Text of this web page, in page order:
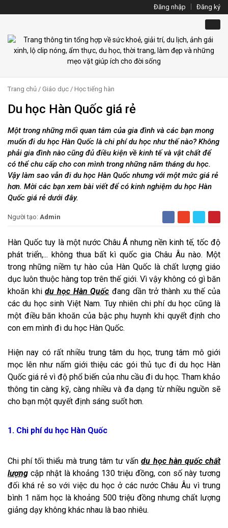
Đăng nhập Đăng ký
Trang chủ / Giáo dục / Học tiếng hàn
Du học Hàn Quốc giá rẻ
Một trong những mối quan tâm của gia đình và các bạn mong
muốn đi du học Hàn Quốc là chi phí du học như thế nào? Không
phải gia đình nào cũng đủ điều kiện về kinh tế và vật chất để
có thể chu cấp cho con mình trong những năm tháng du học.
Vậy làm sao vẫn đi du học Hàn Quốc nhưng với một mức giá rẻ
hơn. Mời các bạn xem bài viết để có kinh nghiệm du học Hàn
Quốc giá rẻ dưới đây.
Người tạo: Admin
Hàn Quốc tuy là một nước Châu Á nhưng nền kinh tế, tốc độ
phát triển,... không thua bất kì quốc gia Châu Âu nào. Một
trong những niềm tự hào của Hàn Quốc là chất lượng giáo
dục luôn thuộc hàng top trên thế giới. Vì vậy không có gì băn
khoăn khidu học Hàn Quốc đang dần trở thành xu thế của
các du học sinh Việt Nam. Tuy nhiên chi phí du học cũng là
một điều băn khoăn của bậc phụ huynh khi quyết định cho
con em mình đi du học Hàn Quốc.
Hiện nay có rất nhiều trung tâm du học, trung tâm mô giới
mọc lên như nấm giới thiệu các gói thủ tục đi du học Hàn
Quốc giá rẻ vì độ phổ biến của nhu cầu đi du học. Tham khảo
thông tin càng kỹ, càng nhiều và đa dạng từ nhiều nguồn sẽ
cho bạn một quyết định sáng suốt hơn.
1. Chi phí du học Hàn Quốc
Chi phí tối thiểu mà trung tâm tư vấndu học hàn quốc chất
lượng cập nhật là khoảng 130 triệu đồng, con số này tương
đối khá rẻ so với việc du học ở các nước Châu Âu vì trung
bình 1 năm học là khoảng 500 triệu đồng nhưng chất lượng
giảng dạy không khác nhau là bao nhiêu.